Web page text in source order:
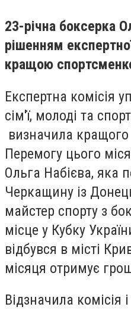
23-річна боксерка
рішенням
кращою
Експертна комісія
сім'ї, молоді та
визначила кращого
Перемогу цього
Ольга Набієва, яка
Черкащину із
майстер спорту з
місце у Кубку
відбувся в місті
місяця отримує
Відзначила комісія